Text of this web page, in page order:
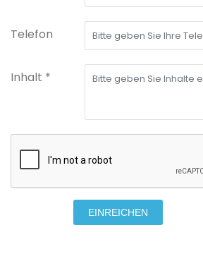
Telefon
Inhalt *
EINREICHEN